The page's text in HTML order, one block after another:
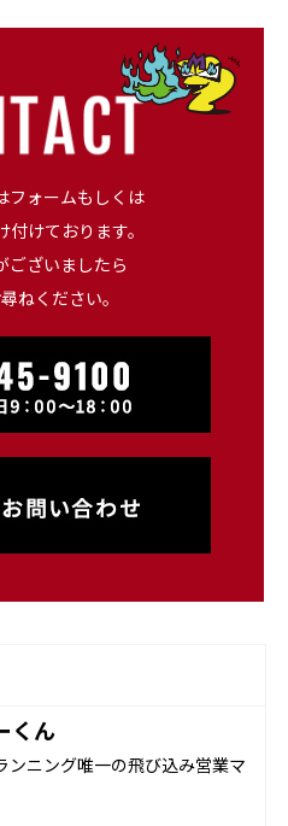
フォームもしくは
付けております。
ございましたら
ねください。
くん
ンニング唯一の飛び込み営業マ